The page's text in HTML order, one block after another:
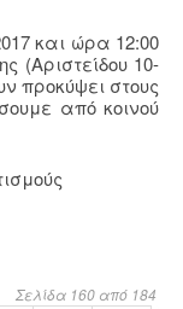
και ώρα 12:00
(Αριστείδου 10-
προκύψει στους
από κοινού
Σελίδα 160 από 184